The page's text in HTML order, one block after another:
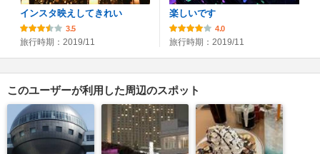
インスタ映えしてきれい
3.5
旅行時期：2019/11
楽しいです
4.0
旅行時期：2019/11
このユーザーが利用した周辺のスポット